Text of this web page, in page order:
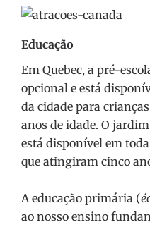
Educação
Em Quebec, a pré-
opcional e está
da cidade para
anos de idade. O
está disponível em
que atingiram cinco
A educação primária (
ao nosso ensino